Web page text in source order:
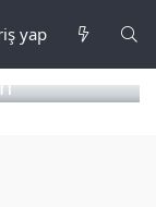
yap